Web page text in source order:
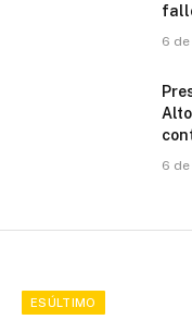
6
6
ESÚLTIMO